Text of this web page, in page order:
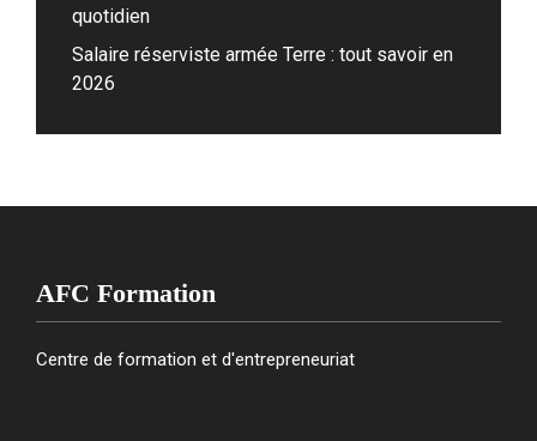
quotidien
Salaire réserviste armée Terre : tout savoir en
2026
AFC Formation
Centre de formation et d'entrepreneuriat